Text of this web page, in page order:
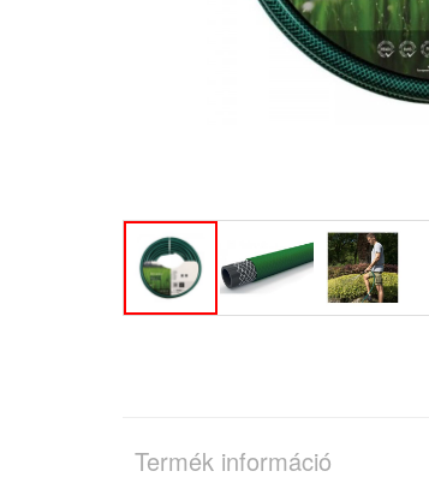
Termék információ